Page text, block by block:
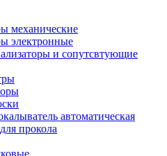
механические
электронные
и сопутсвтующие
автоматическая
прокола